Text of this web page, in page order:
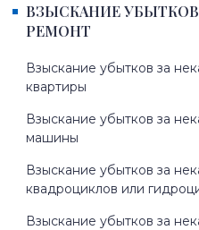
ВЗЫСКАНИЕ
РЕМОНТ
Взыскание убытков за
квартиры
Взыскание убытков за
машины
Взыскание убытков за
квадроциклов или
Взыскание убытков за